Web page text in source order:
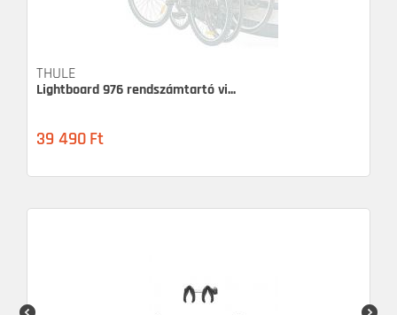
THULE
Lightboard 976 rendszámtartó vi...
39 490 Ft